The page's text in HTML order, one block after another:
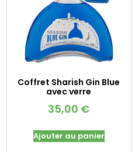
Coffret Sharish Gin Blue
avec verre
35,00 €
Ajouter au panier